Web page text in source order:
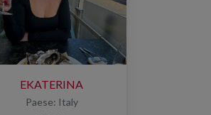
EKATERINA
Paese: Italy